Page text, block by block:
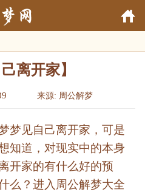
离开家】
来源: 周公解梦
梦见自己离开家，可是
知道，对现实中的本身
开家的有什么好的预
么？进入周公解梦大全